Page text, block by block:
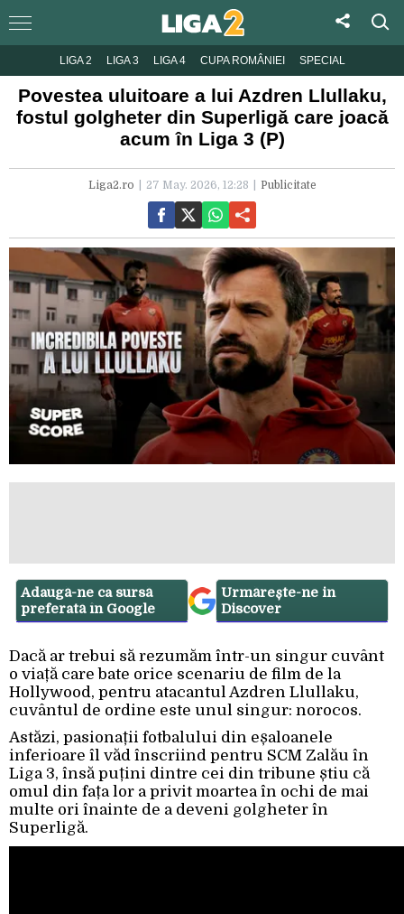
LIGA 2 LIGA 3 LIGA 4 CUPA ROMÂNIEI SPECIAL
Povestea uluitoare a lui Azdren Llullaku,
fostul golgheter din Superligă care joacă
acum în Liga 3 (P)
Liga2.ro 27 May. 2026, 12:28 Publicitate
Adaugă-ne ca sursă
preferată în Google
Urmărește-ne in
Discover
Dacă ar trebui să rezumăm într-un singur cuvânt
o viață care bate orice scenariu de film de la
Hollywood, pentru atacantul Azdren Llullaku,
cuvântul de ordine este unul singur: norocos.
Astăzi, pasionații fotbalului din eșaloanele
inferioare îl văd înscriind pentru SCM Zalău în
Liga 3, însă puțini dintre cei din tribune știu că
omul din fața lor a privit moartea în ochi de mai
multe ori înainte de a deveni golgheter în
Superligă.